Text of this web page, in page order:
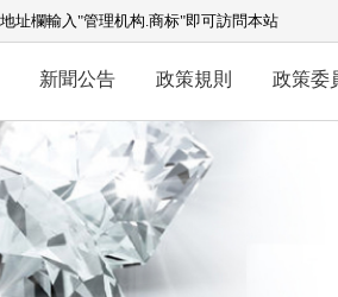
址欄輸入"管理机构.商标"即可訪問本站
新聞公告 政策規則 政策委